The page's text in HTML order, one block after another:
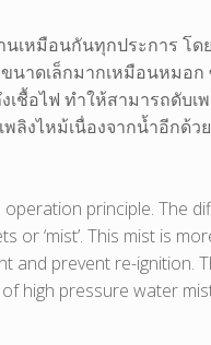
เหมือนกันทุกประการ โด
นาดเล็กมากเหมือนหมอ
ชื้อไฟ ทำให้สามารถดับเพ
ลิงไหม้เนื่องจากน้ำอีกด้ว
principle. The
‘mist’. This mist is
and prevent re-ignition.
high pressure water